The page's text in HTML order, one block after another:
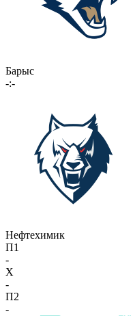
Барыс
-:-
Нефтехимик
П1
-
X
-
П2
-